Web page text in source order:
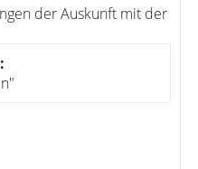
der Auskunft mit der
: